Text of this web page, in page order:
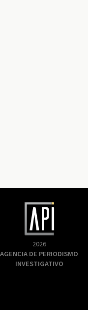
2026
AGENCIA DE PERIODISMO
INVESTIGATIVO